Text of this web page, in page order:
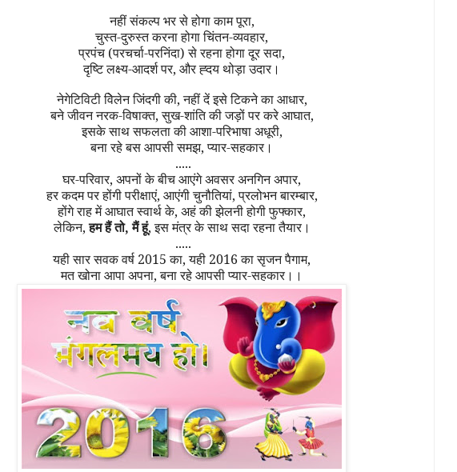
नहीं संकल्प भर सेहोगा काम पूरा,
चुस्त-दुरुस्त करना होगा चिंतन-व्यवहार,
प्रपंच (परचर्चा-परनिंदा) से रहना होगा दूरसदा,
दृष्टिलक्ष्य-आदर्श पर, औरह्दयथोड़ाउदार।
नेगेटिविटी विेलेन जिंदगी की, नहीं दें इसे टिकने का आधार,
बने जीवन नरक-विषाक्त, सुख-शांति की जड़ों पर करे आघात,
इसके साथ सफलता की आशा-परिभाषा अधूरी,
बना रहे बस आपसी समझ, प्यार-सहकार ।
.....
घर-परिवार, अपनों के बीच आएंगे अवसर अनगिन अपार,
हर कदम पर होंगी परीक्षाएं, आएंगीचुनौतियां, प्रलोभन बारम्बार,
होंगे राह में आघात स्वार्थ के, अहं की झेलनी होगी फुफ्कार,
लेकिन,हम हैं तो, मैं हूं, इस मंत्र के साथ सदा रहना तैयार।
.....
यही सार सवक वर्ष 2015 का, यही 2016 का सृजन पैगाम,
मत खोना आपा अपना, बना रहे आपसी प्यार-सहकार।।